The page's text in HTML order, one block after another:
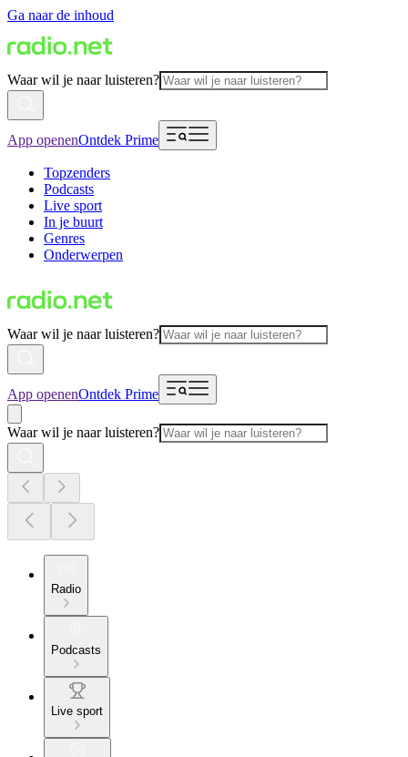
Ga naar de inhoud
Waar wil je naar luisteren?
App openenOntdek Prime
Topzenders
Podcasts
Live sport
In je buurt
Genres
Onderwerpen
Waar wil je naar luisteren?
App openenOntdek Prime
Waar wil je naar luisteren?
Radio
Podcasts
Live sport